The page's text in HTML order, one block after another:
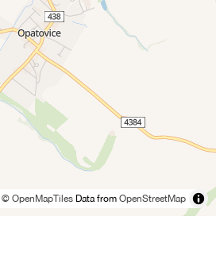
© OpenMapTiles Data from OpenStreetMap